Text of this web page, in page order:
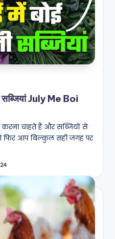
सब्जियां July Me Boi
चाहते हैं और सब्जियों से
फिर आप बिल्कुल सही जगह पर